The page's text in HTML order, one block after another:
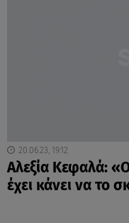
20.06.23, 19:12
Αλεξία Κεφαλά: «Ο
έχει κάνει να το